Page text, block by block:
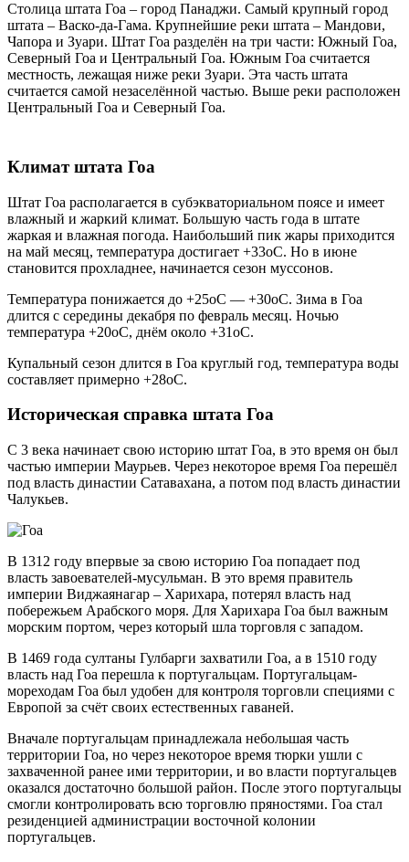
Столица штата Гоа – город Панаджи. Самый крупный город
штата – Васко-да-Гама. Крупнейшие реки штата – Мандови,
Чапора и Зуари. Штат Гоа разделён на три части: Южный Гоа,
Северный Гоа и Центральный Гоа. Южным Гоа считается
местность, лежащая ниже реки Зуари. Эта часть штата
считается самой незаселённой частью. Выше реки расположен
Центральный Гоа и Северный Гоа.
Климат штата Гоа
Штат Гоа располагается в субэкваториальном поясе и имеет
влажный и жаркий климат. Большую часть года в штате
жаркая и влажная погода. Наибольший пик жары приходится
на май месяц, температура достигает +33оС. Но в июне
становится прохладнее, начинается сезон муссонов.
Температура понижается до +25оС — +30оС. Зима в Гоа
длится с середины декабря по февраль месяц. Ночью
температура +20оС, днём около +31оС.
Купальный сезон длится в Гоа круглый год, температура воды
составляет примерно +28оС.
Историческая справка штата Гоа
С 3 века начинает свою историю штат Гоа, в это время он был
частью империи Маурьев. Через некоторое время Гоа перешёл
под власть династии Сатавахана, а потом под власть династии
Чалукьев.
В 1312 году впервые за свою историю Гоа попадает под
власть завоевателей-мусульман. В это время правитель
империи Виджаянагар – Харихара, потерял власть над
побережьем Арабского моря. Для Харихара Гоа был важным
морским портом, через который шла торговля с западом.
В 1469 года султаны Гулбарги захватили Гоа, а в 1510 году
власть над Гоа перешла к португальцам. Португальцам-
мореходам Гоа был удобен для контроля торговли специями с
Европой за счёт своих естественных гаваней.
Вначале португальцам принадлежала небольшая часть
территории Гоа, но через некоторое время тюрки ушли с
захваченной ранее ими территории, и во власти португальцев
оказался достаточно большой район. После этого португальцы
смогли контролировать всю торговлю пряностями. Гоа стал
резиденцией администрации восточной колонии
португальцев.